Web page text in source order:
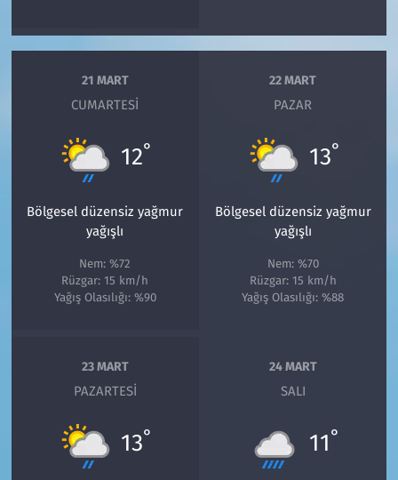
21 MART
CUMARTESI
12°
Bölgesel düzensiz yağmur
yağışlı
Nem: %72
Rüzgar: 15 km/h
Yağış Olasılığı: %90
22 MART
PAZAR
13°
Bölgesel düzensiz yağmur
yağışlı
Nem: %70
Rüzgar: 15 km/h
Yağış Olasılığı: %88
23 MART
PAZARTESI
13°
24 MART
SALI
11°